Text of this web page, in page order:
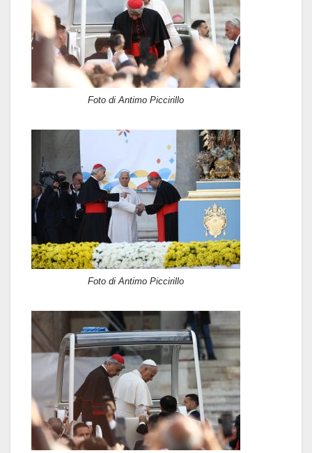
Foto di Antimo Piccirillo
Foto di Antimo Piccirillo